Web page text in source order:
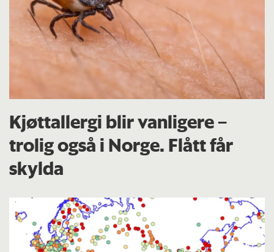
Kjøttallergi blir vanligere –
trolig også i Norge. Flått får
skylda